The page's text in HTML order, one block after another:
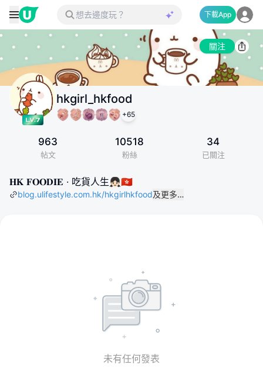
下載App
關注
hkgirl_hkfood
+65
963
帖文
10518
粉絲
34
已關注
𝐇𝐊 𝐅𝐎𝐎𝐃𝐈𝐄 · 吃貨人生👧🏻🇭🇰
blog.ulifestyle.com.hk/hkgirlhkfood及更多…
未有任何發表